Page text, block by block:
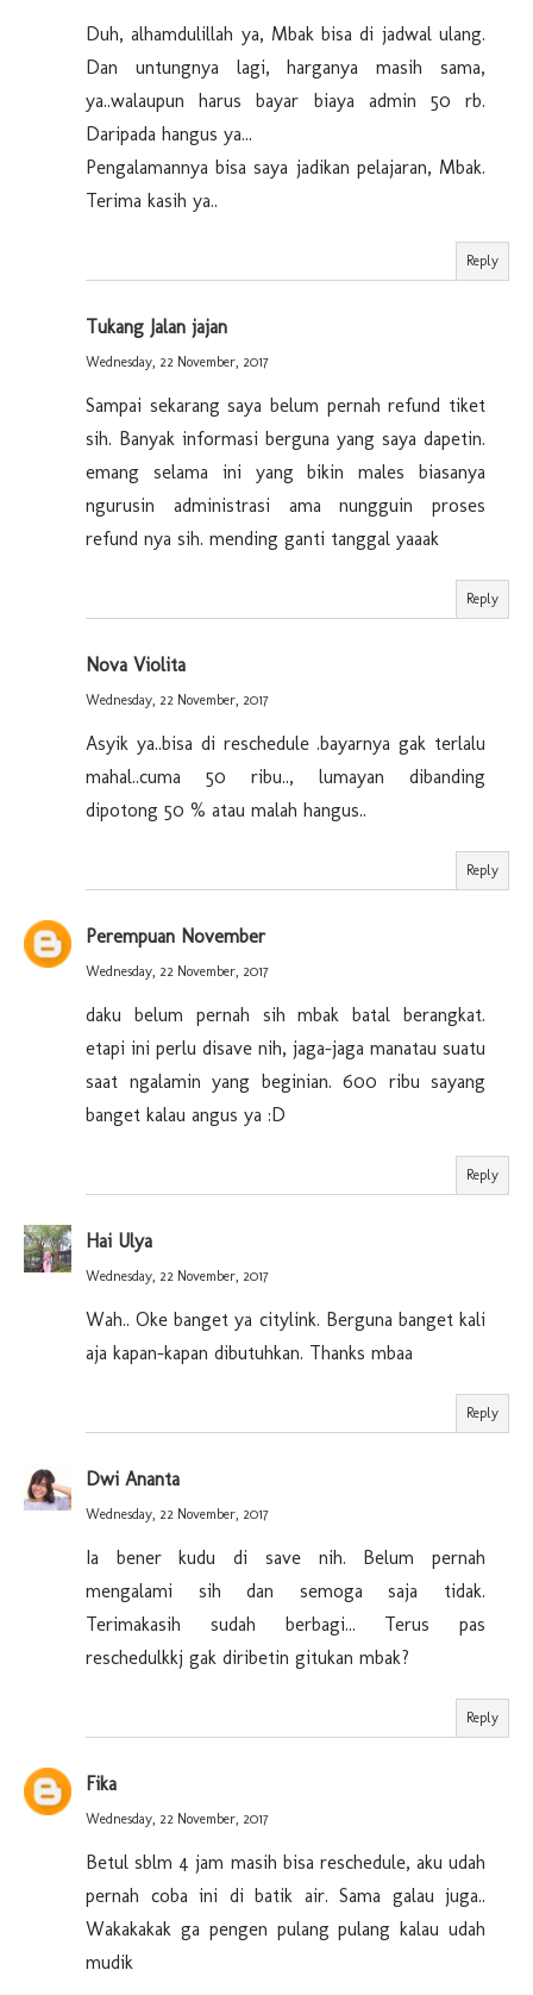
Duh, alhamdulillah ya, Mbak bisa di jadwal ulang.
Dan untungnya lagi, harganya masih sama,
ya..walaupun harus bayar biaya admin 50 rb.
Daripada hangus ya...
Pengalamannya bisa saya jadikan pelajaran, Mbak.
Terima kasih ya..
Reply
Tukang Jalan jajan
Wednesday, 22 November, 2017
Sampai sekarang saya belum pernah refund tiket
sih. Banyak informasi berguna yang saya dapetin.
emang selama ini yang bikin males biasanya
ngurusin administrasi ama nungguin proses
refund nya sih. mending ganti tanggal yaaak
Reply
Nova Violita
Wednesday, 22 November, 2017
Asyik ya..bisa di reschedule .bayarnya gak terlalu
mahal..cuma 50 ribu.., lumayan dibanding
dipotong 50 % atau malah hangus..
Reply
Perempuan November
Wednesday, 22 November, 2017
daku belum pernah sih mbak batal berangkat.
etapi ini perlu disave nih, jaga-jaga manatau suatu
saat ngalamin yang beginian. 600 ribu sayang
banget kalau angus ya :D
Reply
Hai Ulya
Wednesday, 22 November, 2017
Wah.. Oke banget ya citylink. Berguna banget kali
aja kapan-kapan dibutuhkan. Thanks mbaa
Reply
Dwi Ananta
Wednesday, 22 November, 2017
Ia bener kudu di save nih. Belum pernah
mengalami sih dan semoga saja tidak.
Terimakasih sudah berbagi... Terus pas
reschedulkkj gak diribetin gitukan mbak?
Reply
Fika
Wednesday, 22 November, 2017
Betul sblm 4 jam masih bisa reschedule, aku udah
pernah coba ini di batik air. Sama galau juga..
Wakakakak ga pengen pulang pulang kalau udah
mudik